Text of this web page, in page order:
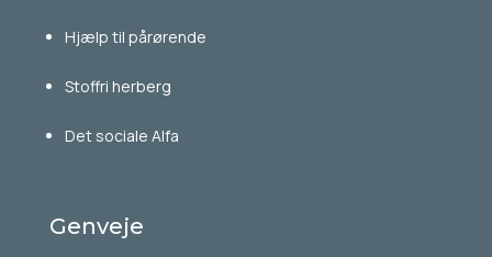
Hjælp til pårørende
Stoffri herberg
Det sociale Alfa
Genveje